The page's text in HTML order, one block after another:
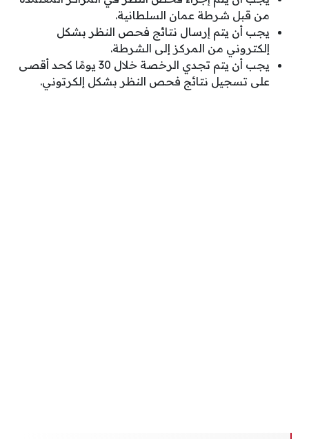
من قبل شرطة عمان السلطانية.
يجب أن يتم إرسال نتائج فحص النظر بشكل
إلكتروني من المركز إلى الشرطة.
يجب أن يتم تجدي الرخصة خلال 30 يومًا كحد أقصى
على تسجيل نتائج فحص النظر بشكل إلكرتوني.